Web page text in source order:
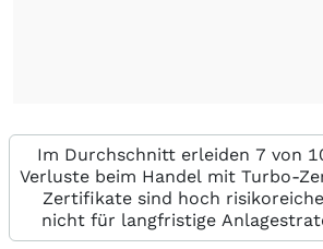
Im Durchschnitt erleiden 7 von
Verluste beim Handel mit Turbo-
Zertifikate sind hoch
nicht für langfristige